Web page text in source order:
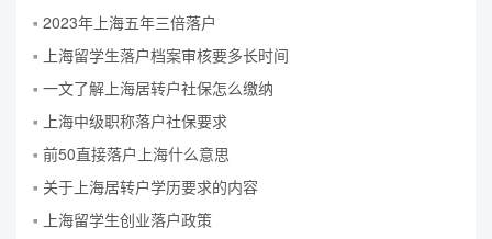
2023年上海五年三倍落户
上海留学生落户档案审核要多长时间
一文了解上海居转户社保怎么缴纳
上海中级职称落户社保要求
前50直接落户上海什么意思
关于上海居转户学历要求的内容
上海留学生创业落户政策